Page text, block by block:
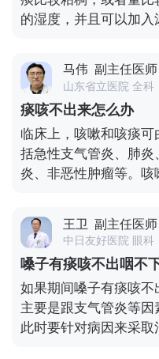
的湿度，并且可以加
神经肌肉用力。这也
射因年龄较小而不完
确用力，导致痰液不
后，可以训练好排痰的
马伟 副主任医师
山东省立医院 全科
痰咳不出来怎么办
临床上，咳嗽和咳痰
括急性支气管炎、肺
炎、非恶性肿瘤等。
咳痰能力弱，咳嗽中
没有发生痰咳，我们
咳咳不出来，我们需
溴索、桉柠蒎等。如有
出。同时，病因学治
极用抗生素治疗；如果
现痰咳，我们需要积
王卫 副主任医师
中日友好医院 眼科
嗓子有痰咳不出咽不
如果期间嗓子有痰咳
主要是跟支气管炎等因
此时要针对病因来采